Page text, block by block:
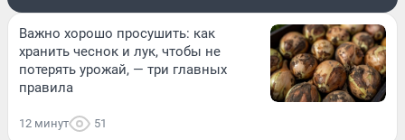
Важно хорошо просушить: как
хранить чеснок и лук, чтобы не
потерять урожай, — три главных
правила
12 минут 51